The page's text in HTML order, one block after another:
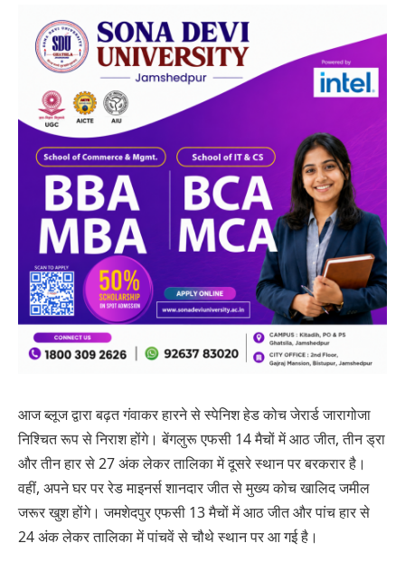
आज ब्लूज द्वारा बढ़त गंवाकर हारने से स्पेनिश हेड कोच जेरार्ड जारागोजा
निश्चित रूप से निराश होंगे। बेंगलुरू एफसी 14 मैचों में आठ जीत, तीन ड्रा
और तीन हार से 27 अंक लेकर तालिका में दूसरे स्थान पर बरकरार है।
वहीं, अपने घर पर रेड माइनर्स शानदार जीत से मुख्य कोच खालिद जमील
जरूर खुश होंगे। जमशेदपुर एफसी 13 मैचों में आठ जीत और पांच हार से
24 अंक लेकर तालिका में पांचवें से चौथे स्थान पर आ गई है।